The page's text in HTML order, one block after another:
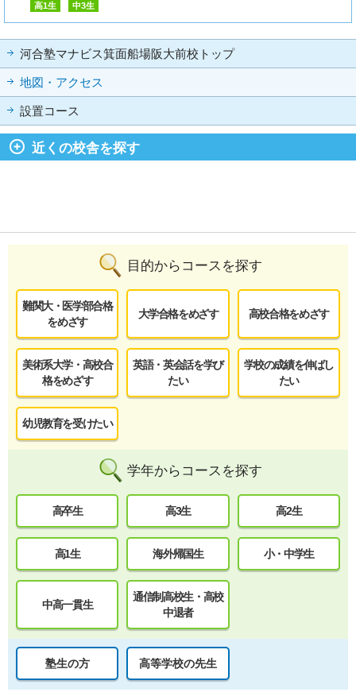
高1生
中3生
河合塾マナビス箕面船場阪大前校トップ
地図・アクセス
設置コース
近くの校舎を探す
目的からコースを探す
難関大・医学部合格
をめざす
大学合格をめざす 高校合格をめざす
美術系大学・高校合
格をめざす
英語・英会話を学び
たい
学校の成績を伸ばし
たい
幼児教育を受けたい
学年からコースを探す
高卒生 高3生 高2生
高1生 海外帰国生 小・中学生
中高一貫生
通信制高校生・高校
中退者
塾生の方 高等学校の先生